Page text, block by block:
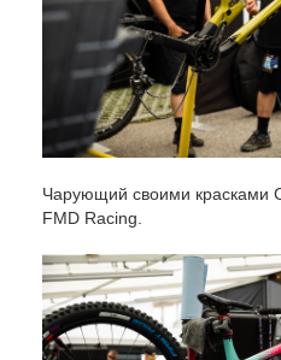
Чарующий своими красками
FMD Racing.